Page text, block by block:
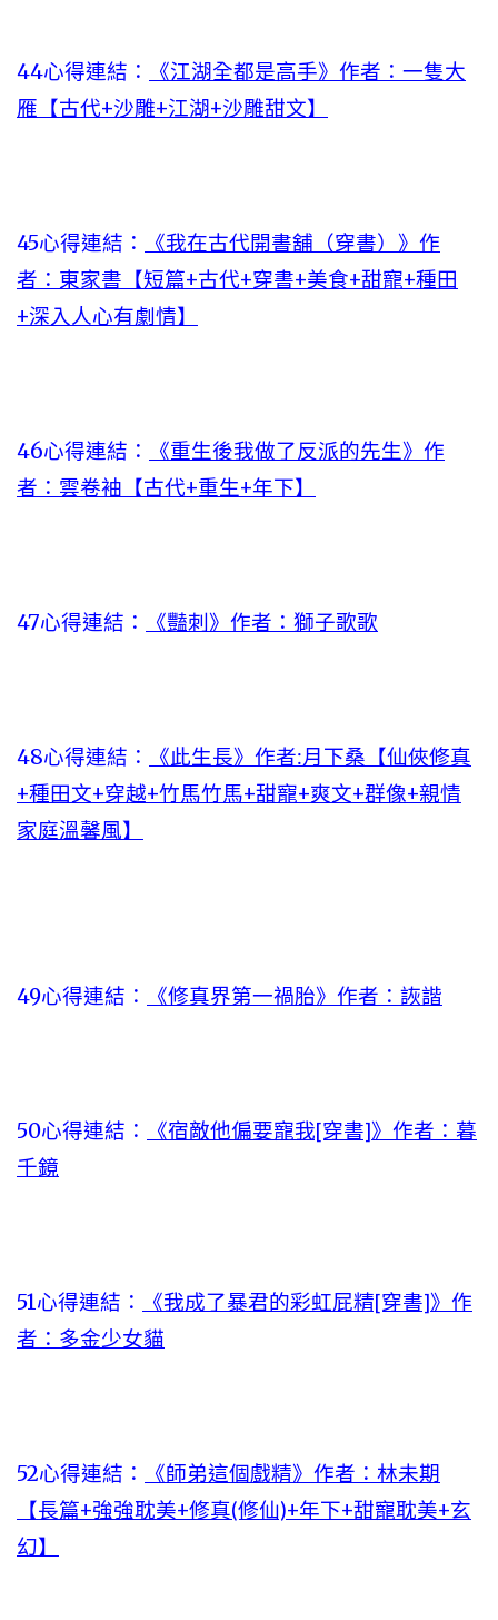
44心得連結：
《江湖全都是高手》作者：一隻大
雁【古代+沙雕+江湖+沙雕甜文】
45心得連結：
《我在古代開書舖（穿書）》作
者：東家書【短篇+古代+穿書+美食+甜寵+種田
+深入人心有劇情】
46心得連結：
《重生後我做了反派的先生》作
者：雲卷袖【古代+重生+年下】
47心得連結： 《豔刺》作者：獅子歌歌
48心得連結：
《此生長》作者:月下桑【仙俠修真
+種田文+穿越+竹馬竹馬+甜寵+爽文+群像+親情
家庭溫馨風】
49心得連結： 《修真界第一禍胎》作者：詼諧
50心得連結：
《宿敵他偏要寵我[穿書]》作者：暮
千鏡
51心得連結：
《我成了暴君的彩虹屁精[穿書]》作
者：多金少女貓
52心得連結：
《師弟這個戲精》作者：林未期
【長篇+強強耽美+修真(修仙)+年下+甜寵耽美+玄
幻】